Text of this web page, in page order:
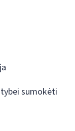
sumokėti